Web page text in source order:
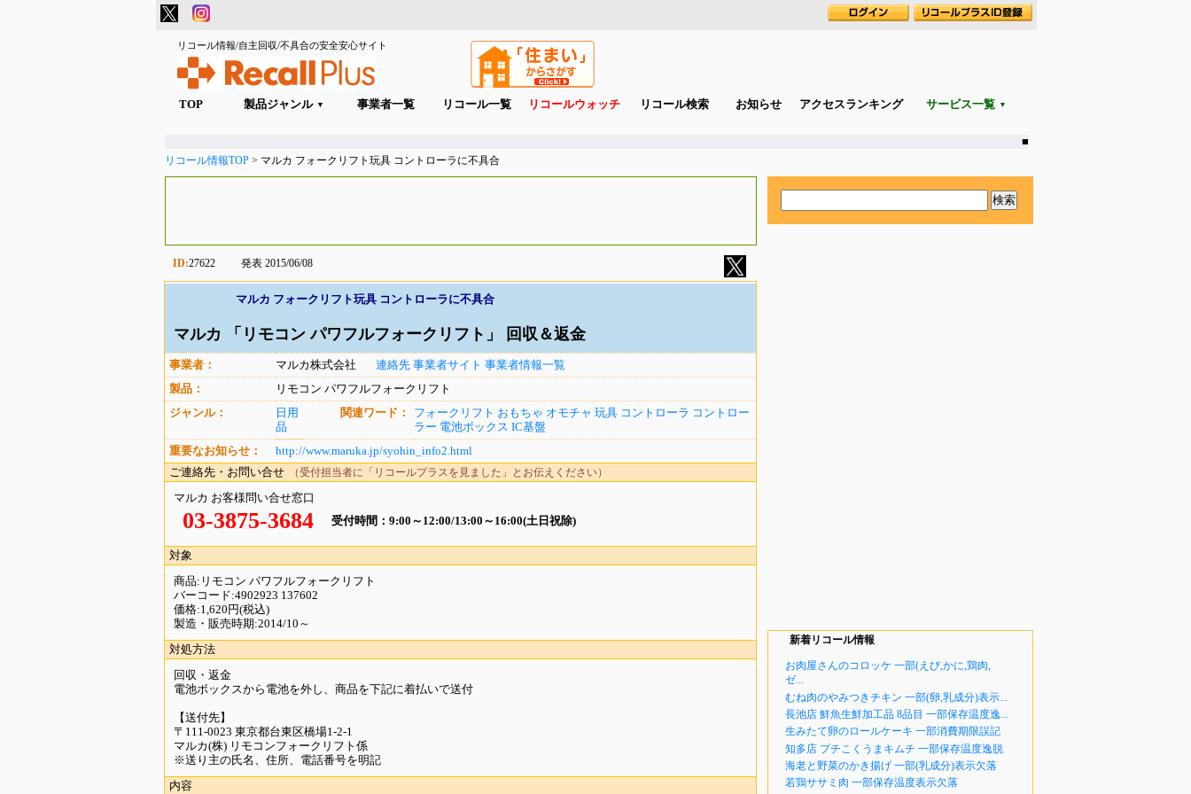
リコール情報/自主回収/不具合の安全安心サイト
TOP 製品ジャンル ▼ 事業者一覧 リコール一覧 リコールウォッチ リコール検索 お知らせ アクセスランキング サービス一覧 ▼
■新着(08/06 09:17)：
リコール情報TOP> マルカ フォークリフト玩具 コントローラに不具合
新着リコール情報
お肉屋さんのコロッケ 一部(えび,かに,鶏肉,
ゼ...
むね肉のやみつきチキン 一部(卵,乳成分)表示...
長池店 鮮魚生鮮加工品 8品目 一部保存温度逸...
生みたて卵のロールケーキ 一部消費期限誤記
知多店 プチこくうまキムチ 一部保存温度逸脱
海老と野菜のかき揚げ 一部(乳成分)表示欠落
若鶏ササミ肉 一部保存温度表示欠落
ID:27622 発表 2015/06/08
マルカ フォークリフト玩具 コントローラに不具合
マルカ 「リモコン パワフルフォークリフト」 回収＆返金
事業者： マルカ株式会社 連絡先 事業者サイト 事業者情報一覧
製品：
リモコン パワフルフォークリフト
ジャンル：
日用
品
関連ワード： フォークリフト おもちゃ オモチャ 玩具 コントローラ コントロー
ラー 電池ボックス IC基盤
重要なお知らせ：
http://www.maruka.jp/syohin_info2.html
ご連絡先・お問い合せ
（受付担当者に「リコールプラスを見ました」とお伝えください）
マルカ お客様問い合せ窓口
03-3875-3684 受付時間：9:00～12:00/13:00～16:00(土日祝除)
対象
商品:リモコン パワフルフォークリフト
バーコード:4902923 137602
価格:1,620円(税込)
製造・販売時期:2014/10～
対処方法
回収・返金
電池ボックスから電池を外し、商品を下記に着払いで送付
【送付先】
〒111-0023 東京都台東区橋場1-2-1
マルカ(株) リモコンフォークリフト係
※送り主の氏名、住所、電話番号を明記
内容